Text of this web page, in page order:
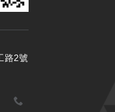
路2號